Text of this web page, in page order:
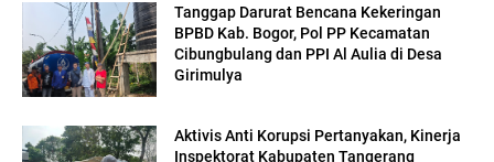
Tanggap Darurat Bencana Kekeringan
BPBD Kab. Bogor, Pol PP Kecamatan
Cibungbulang dan PPI Al Aulia di Desa
Girimulya
Aktivis Anti Korupsi Pertanyakan, Kinerja
Inspektorat Kabupaten Tangerang